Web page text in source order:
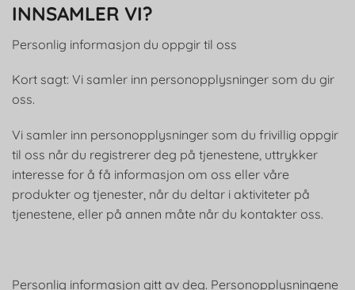
INNSAMLER VI?
Personlig informasjon du oppgir til oss
Kort sagt: Vi samler inn personopplysninger som du gir
oss.
Vi samler inn personopplysninger som du frivillig oppgir
til oss når du registrerer deg på tjenestene, uttrykker
interesse for å få informasjon om oss eller våre
produkter og tjenester, når du deltar i aktiviteter på
tjenestene, eller på annen måte når du kontakter oss.
Personlig informasjon gitt av deg. Personopplysningene